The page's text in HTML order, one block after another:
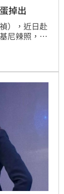
掉出
），近日赴
尼辣照，引
事業線，
驚呼「太瘋
琳妲「比北
琳妲的性